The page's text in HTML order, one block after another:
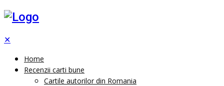
✕
Home
Recenzii carti bune
Cartile autorilor din Romania